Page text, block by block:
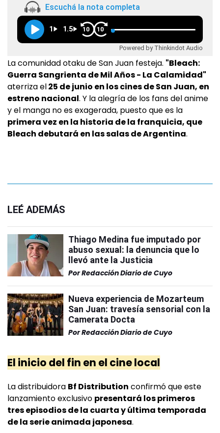
Escuchá la nota completa
1 1.5 10 10
Powered by Thinkindot Audio
La comunidad otaku de San Juan festeja. "Bleach:
Guerra Sangrienta de Mil Años - La Calamidad"
aterriza el25 de junio en los cines de San Juan, en
estreno nacional. Y la alegría de los fans del anime
y el manga no es exagerada, puesto que es la
primera vez en la historia de la franquicia, que
Bleach debutará en las salas de Argentina.
LEÉ ADEMÁS
Thiago Medina fue imputado por
abuso sexual: la denuncia que lo
llevó ante la Justicia
PorRedacción Diario de Cuyo
Nueva experiencia de Mozarteum
San Juan: travesía sensorial con la
Camerata Docta
PorRedacción Diario de Cuyo
El inicio del fin en el cine local
La distribuidora Bf Distribution confirmó que este
lanzamiento exclusivo presentará los primeros
tres episodios de la cuarta y última temporada
de la serie animada japonesa.